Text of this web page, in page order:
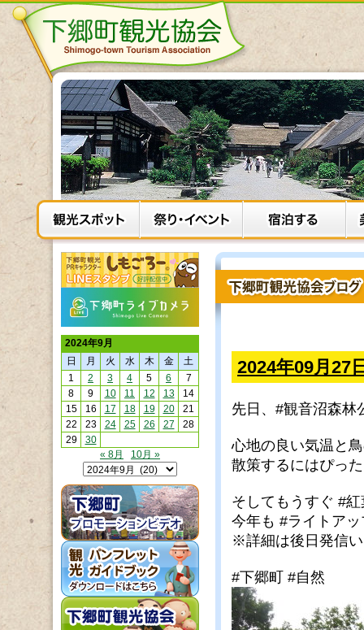
2024年09月27
先日、 #観音沼森林
心地の良い気温と
散策するにはぴっ
そしてもうすぐ #紅
今年も #ライトアッ
※詳細は後日発信
#下郷町 #自然
2024年9月
日
月 火 水 木 金
土
1
2 3 4 5 6
7
8
9 10 11 12 13
14
15
16 17 18 19 20
21
22
23 24 25 26 27
28
29
30
« 8月
10月 »